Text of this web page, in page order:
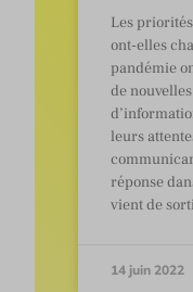
Les
ont-elles
pandémie
de
leurs
réponse
vient de
14 juin 2022